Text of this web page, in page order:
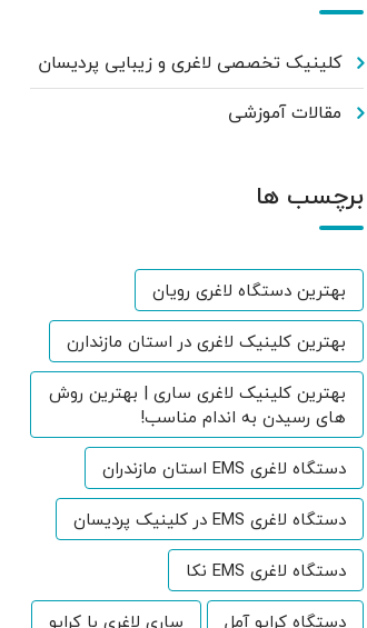
کلینیک تخصصی لاغری و زیبایی پردیسان
مقالات آموزشی
برچسب ها
بهترین دستگاه لاغری رویان
بهترین کلینیک لاغری در استان مازندارن
بهترین کلینیک لاغری ساری | بهترین روش
های رسیدن به اندام مناسب!
دستگاه لاغری EMS استان مازندران
دستگاه لاغری EMS در کلینیک پردیسان
دستگاه لاغری EMS نکا
دستگاه کرایو آمل
ساری لاغری با کرایو